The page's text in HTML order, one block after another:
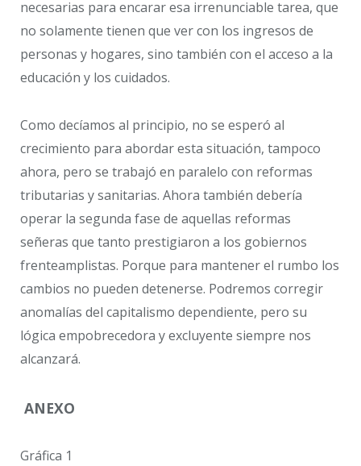
necesarias para encarar esa irrenunciable tarea, que
no solamente tienen que ver con los ingresos de
personas y hogares, sino también con el acceso a la
educación y los cuidados.
Como decíamos al principio, no se esperó al
crecimiento para abordar esta situación, tampoco
ahora, pero se trabajó en paralelo con reformas
tributarias y sanitarias. Ahora también debería
operar la segunda fase de aquellas reformas
señeras que tanto prestigiaron a los gobiernos
frenteamplistas. Porque para mantener el rumbo los
cambios no pueden detenerse. Podremos corregir
anomalías del capitalismo dependiente, pero su
lógica empobrecedora y excluyente siempre nos
alcanzará.
ANEXO
Gráfica 1